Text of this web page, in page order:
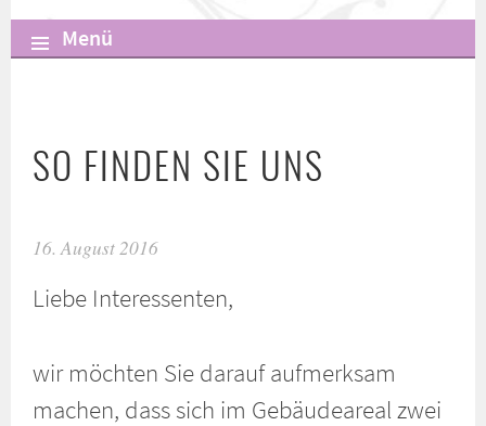
Menü
SO FINDEN SIE UNS
16. August 2016
Liebe Interessenten,
wir möchten Sie darauf aufmerksam
machen, dass sich im Gebäudeareal zwei